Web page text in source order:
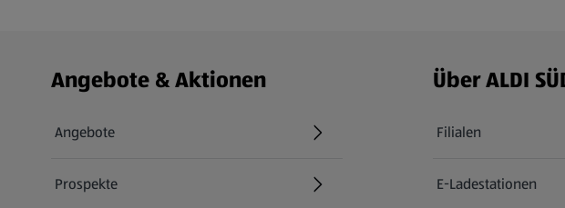
Fußzeilenmenü - weitere Links
Angebote & Aktionen
Angebote
Prospekte
Über ALDI
Filialen
E-Ladestationen